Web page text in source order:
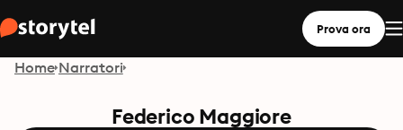
Prova ora
Home Narratori
Federico Maggiore